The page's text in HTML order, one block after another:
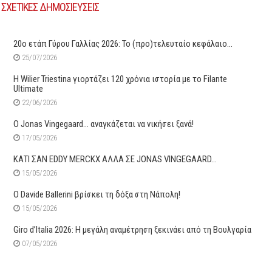
ΣΧΕΤΙΚΕΣ ΔΗΜΟΣΙΕΥΣΕΙΣ
20ο ετάπ Γύρου Γαλλίας 2026: Το (προ)τελευταίο κεφάλαιο…
25/07/2026
H Wilier Triestina γιορτάζει 120 χρόνια ιστορία με το Filante
Ultimate
22/06/2026
O Jonas Vingegaard… αναγκάζεται να νικήσει ξανά!
17/05/2026
ΚΑΤΙ ΣΑΝ EDDY MERCKX ΑΛΛΑ ΣΕ JONAS VINGEGAARD…
15/05/2026
O Davide Ballerini βρίσκει τη δόξα στη Νάπολη!
15/05/2026
Giro d’Italia 2026: Η μεγάλη αναμέτρηση ξεκινάει από τη Βουλγαρία
07/05/2026